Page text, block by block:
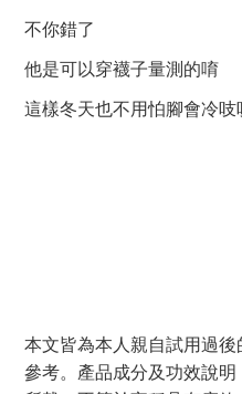
不你錯了
他是可以穿襪子量測的唷
這樣冬天也不用怕腳會冷吱
本文皆為本人親自試用過
參考。產品成分及功效說